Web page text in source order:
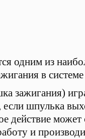
одним из
в системе
зажигания)
шпулька
действие
и